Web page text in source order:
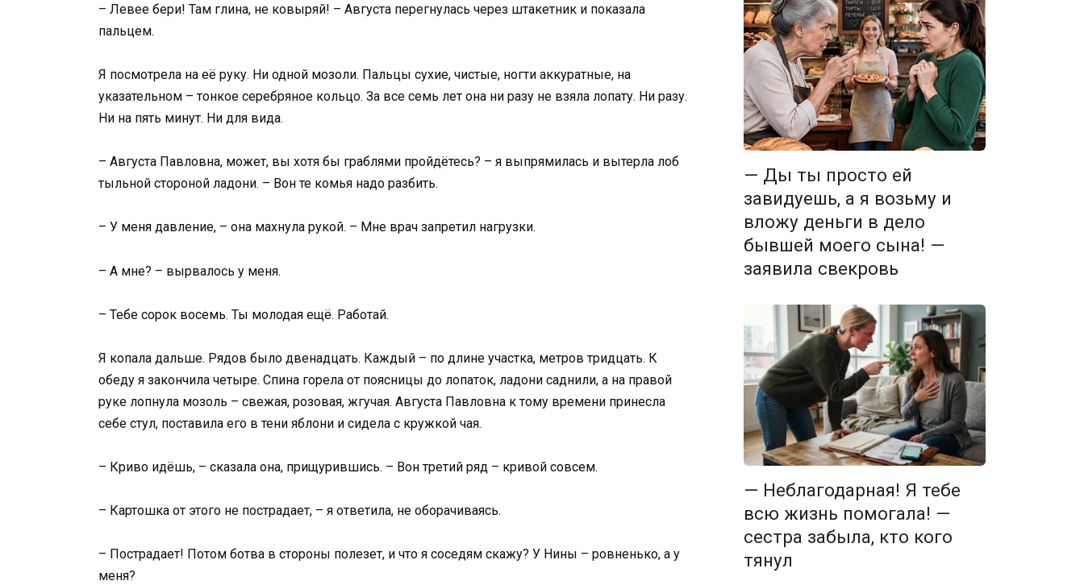
– Левее бери! Там глина, не ковыряй! – Августа перегнулась через штакетник и показала
пальцем.
Я посмотрела на её руку. Ни одной мозоли. Пальцы сухие, чистые, ногти аккуратные, на
указательном – тонкое серебряное кольцо. За все семь лет она ни разу не взяла лопату. Ни разу.
Ни на пять минут. Ни для вида.
– Августа Павловна, может, вы хотя бы граблями пройдётесь? – я выпрямилась и вытерла лоб
тыльной стороной ладони. – Вон те комья надо разбить.
– У меня давление, – она махнула рукой. – Мне врач запретил нагрузки.
– А мне? – вырвалось у меня.
– Тебе сорок восемь. Ты молодая ещё. Работай.
Я копала дальше. Рядов было двенадцать. Каждый – по длине участка, метров тридцать. К
обеду я закончила четыре. Спина горела от поясницы до лопаток, ладони саднили, а на правой
руке лопнула мозоль – свежая, розовая, жгучая. Августа Павловна к тому времени принесла
себе стул, поставила его в тени яблони и сидела с кружкой чая.
– Криво идёшь, – сказала она, прищурившись. – Вон третий ряд – кривой совсем.
– Картошка от этого не пострадает, – я ответила, не оборачиваясь.
– Пострадает! Потом ботва в стороны полезет, и что я соседям скажу? У Нины – ровненько, а у
меня?
— Ды ты просто ей
завидуешь, а я возьму и
вложу деньги в дело
бывшей моего сына! —
заявила свекровь
— Неблагодарная! Я тебе
всю жизнь помогала! —
сестра забыла, кто кого
тянул